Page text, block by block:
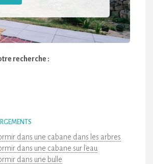
recherche :
dans une cabane dans les arbres
dans une cabane sur l'eau
dans une bulle